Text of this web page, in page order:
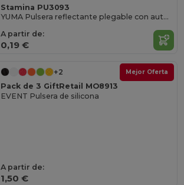
Stamina PU3093
YUMA Pulsera reflectante plegable con auto ajustable de PVC
A partir de:
0,19 €
Mejor Oferta
+2
Pack de 3 GiftRetail MO8913
EVENT Pulsera de silicona
A partir de:
1,50 €